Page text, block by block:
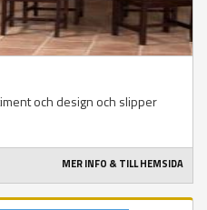
och design och slipper
MER INFO & TILL HEMSIDA